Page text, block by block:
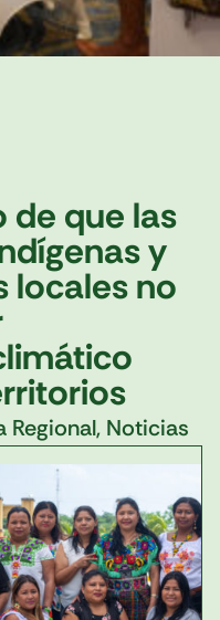
de que las
y
locales no
Regional, Noticias